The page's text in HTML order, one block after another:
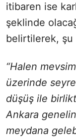
itibaren ise
şeklinde
belirtilerek,
“Halen
üzerinde
düşüş ile
Ankara
meydana